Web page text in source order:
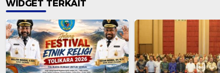
WIDGET TERKAIT